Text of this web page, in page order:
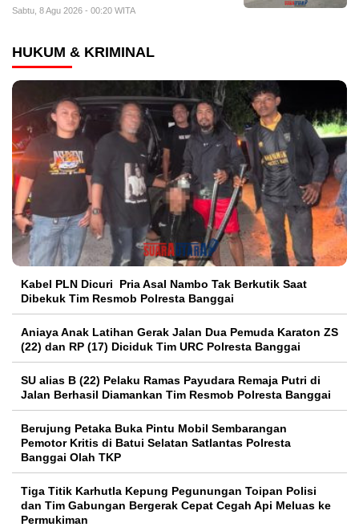
Sabtu, 8 Agu 2026 - 00:20 WITA
HUKUM & KRIMINAL
Kabel PLN Dicuri Pria Asal Nambo Tak Berkutik Saat
Dibekuk Tim Resmob Polresta Banggai
Aniaya Anak Latihan Gerak Jalan Dua Pemuda Karaton ZS
(22) dan RP (17) Diciduk Tim URC Polresta Banggai
SU alias B (22) Pelaku Ramas Payudara Remaja Putri di
Jalan Berhasil Diamankan Tim Resmob Polresta Banggai
Berujung Petaka Buka Pintu Mobil Sembarangan
Pemotor Kritis di Batui Selatan Satlantas Polresta
Banggai Olah TKP
Tiga Titik Karhutla Kepung Pegunungan Toipan Polisi
dan Tim Gabungan Bergerak Cepat Cegah Api Meluas ke
Permukiman